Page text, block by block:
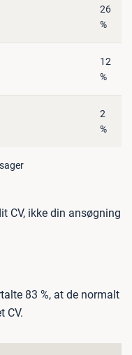
26
%
12
%
2
%
CV, ikke din ansøgning
83 %, at de normalt
CV.